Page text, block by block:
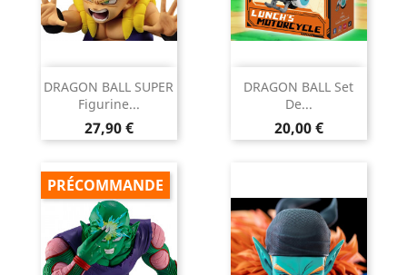
DRAGON BALL SUPER
Figurine...
Prix
27,90 €
DRAGON BALL Set
De...
Prix
20,00 €
PRÉCOMMANDE